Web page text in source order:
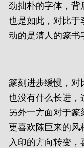
劲拙朴的字体，背
也是如此，对比于
动的是清人的篆书
篆刻进步缓慢，对
也没有什么长进，
另外一方面对于篆
更喜欢陈巨来的风
入印的方向转变